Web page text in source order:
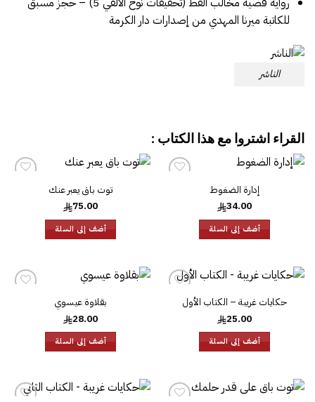
للكاتبة ميرنا المهدي من إصدارات دار الكرمة
الناشر
القراء اشتروا مع هذا الكتاب :
إدارة الضغوط
34.00
أضف إلى السلة
توت باق يعبر عنك
75.00
أضف إلى السلة
إضافةحكايات غريبة – الكتاب الأول
25.00
أضف إلى السلة
بقلاوة عيسوي
28.00
أضف إلى السلة